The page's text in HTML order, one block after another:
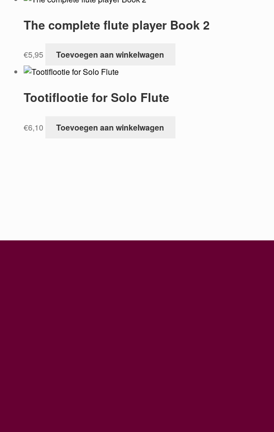
The complete flute player Book 2
€5,95 Toevoegen aan winkelwagen
Tootiflootie for Solo Flute
€6,10 Toevoegen aan winkelwagen